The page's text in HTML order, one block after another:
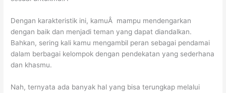
Dengan karakteristik ini, kamuÂ mampu mendengarkan
dengan baik dan menjadi teman yang dapat diandalkan.
Bahkan, sering kali kamu mengambil peran sebagai pendamai
dalam berbagai kelompok dengan pendekatan yang sederhana
dan khasmu.
Nah, ternyata ada banyak hal yang bisa terungkap melalui